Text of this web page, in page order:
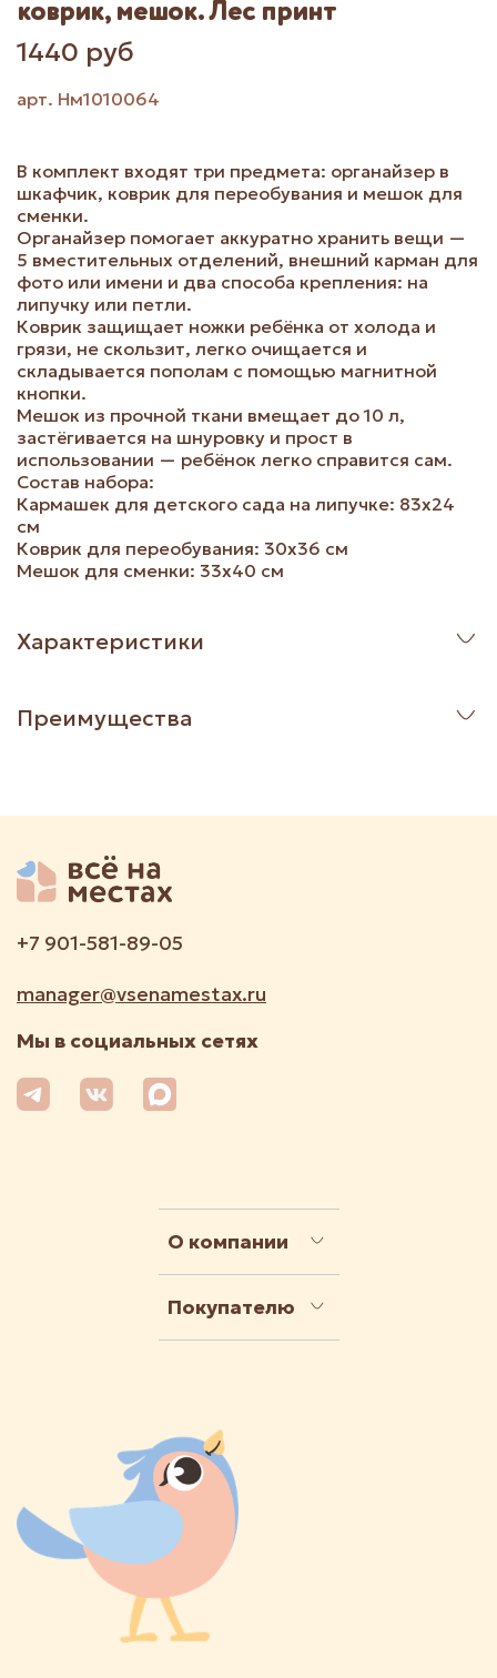
арт. Нм1010064
коврик, мешок. Лес принт
1440 руб
В комплект входят три предмета: органайзер в
шкафчик, коврик для переобувания и мешок для
сменки.
Органайзер помогает аккуратно хранить вещи —
5 вместительных отделений, внешний карман для
фото или имени и два способа крепления: на
липучку или петли.
Коврик защищает ножки ребёнка от холода и
грязи, не скользит, легко очищается и
складывается пополам с помощью магнитной
кнопки.
Мешок из прочной ткани вмещает до 10 л,
застёгивается на шнуровку и прост в
использовании — ребёнок легко справится сам.
Состав набора:
Кармашек для детского сада на липучке: 83х24
см
Коврик для переобувания: 30х36 см
Мешок для сменки: 33х40 см
Характеристики
Преимущества
О компании
Покупателю
+7 901-581-89-05
manager@vsenamestax.ru
Мы в социальных сетях